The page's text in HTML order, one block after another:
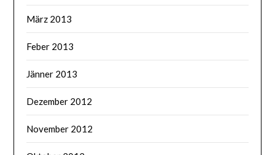
März 2013
Feber 2013
Jänner 2013
Dezember 2012
November 2012